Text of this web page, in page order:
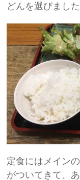
どんを選びました
定食にはメイン
がついてきて、